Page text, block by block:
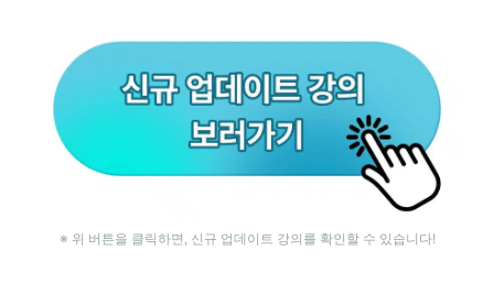
※ 위 버튼을 클릭하면, 신규 업데이트 강의를 확인할 수 있습니다!